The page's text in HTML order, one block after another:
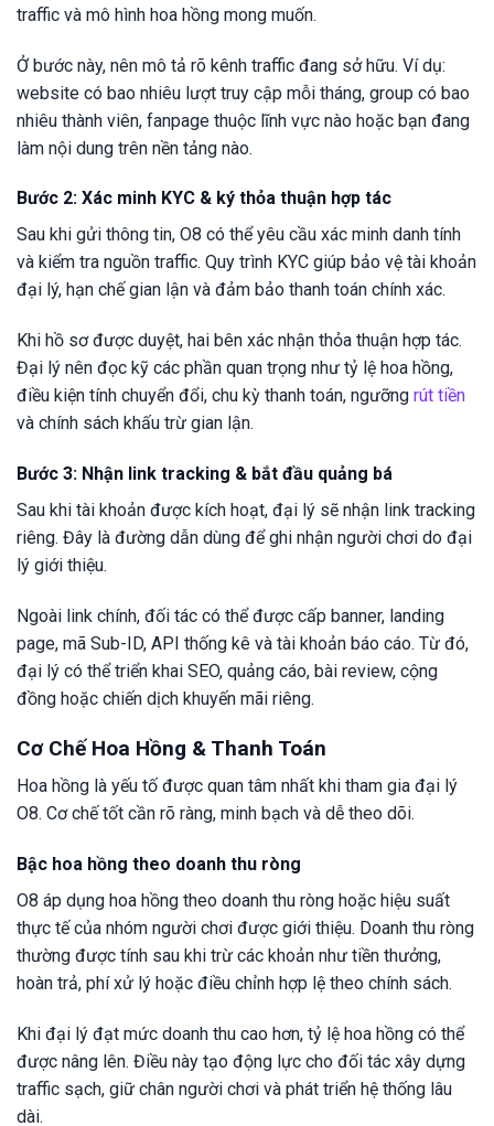
traffic và mô hình hoa hồng mong muốn.
Ở bước này, nên mô tả rõ kênh traffic đang sở hữu. Ví dụ:
website có bao nhiêu lượt truy cập mỗi tháng, group có bao
nhiêu thành viên, fanpage thuộc lĩnh vực nào hoặc bạn đang
làm nội dung trên nền tảng nào.
Bước 2: Xác minh KYC & ký thỏa thuận hợp tác
Sau khi gửi thông tin, O8 có thể yêu cầu xác minh danh tính
và kiểm tra nguồn traffic. Quy trình KYC giúp bảo vệ tài khoản
đại lý, hạn chế gian lận và đảm bảo thanh toán chính xác.
Khi hồ sơ được duyệt, hai bên xác nhận thỏa thuận hợp tác.
Đại lý nên đọc kỹ các phần quan trọng như tỷ lệ hoa hồng,
điều kiện tính chuyển đổi, chu kỳ thanh toán, ngưỡng rút tiền
và chính sách khấu trừ gian lận.
Bước 3: Nhận link tracking & bắt đầu quảng bá
Sau khi tài khoản được kích hoạt, đại lý sẽ nhận link tracking
riêng. Đây là đường dẫn dùng để ghi nhận người chơi do đại
lý giới thiệu.
Ngoài link chính, đối tác có thể được cấp banner, landing
page, mã Sub-ID, API thống kê và tài khoản báo cáo. Từ đó,
đại lý có thể triển khai SEO, quảng cáo, bài review, cộng
đồng hoặc chiến dịch khuyến mãi riêng.
Cơ Chế Hoa Hồng & Thanh Toán
Hoa hồng là yếu tố được quan tâm nhất khi tham gia đại lý
O8. Cơ chế tốt cần rõ ràng, minh bạch và dễ theo dõi.
Bậc hoa hồng theo doanh thu ròng
O8 áp dụng hoa hồng theo doanh thu ròng hoặc hiệu suất
thực tế của nhóm người chơi được giới thiệu. Doanh thu ròng
thường được tính sau khi trừ các khoản như tiền thưởng,
hoàn trả, phí xử lý hoặc điều chỉnh hợp lệ theo chính sách.
Khi đại lý đạt mức doanh thu cao hơn, tỷ lệ hoa hồng có thể
được nâng lên. Điều này tạo động lực cho đối tác xây dựng
traffic sạch, giữ chân người chơi và phát triển hệ thống lâu
dài.